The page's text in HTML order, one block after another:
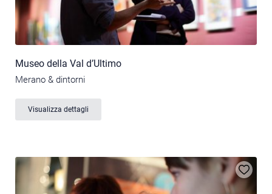
Museo della Val d’Ultimo
Merano & dintorni
Visualizza dettagli